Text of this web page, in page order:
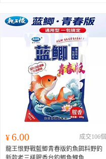
¥ 6.00
成交106個
龍王恨野戰藍鯽青春版釣魚餌料野釣